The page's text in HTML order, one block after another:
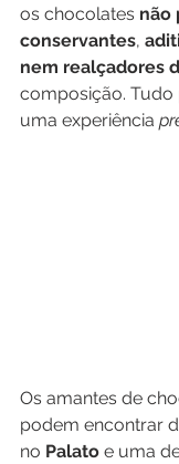
os chocolates não
conservantes,
nem realçadores
composição. Tudo
uma experiência
Os amantes de
podem encontrar
no Palato e uma